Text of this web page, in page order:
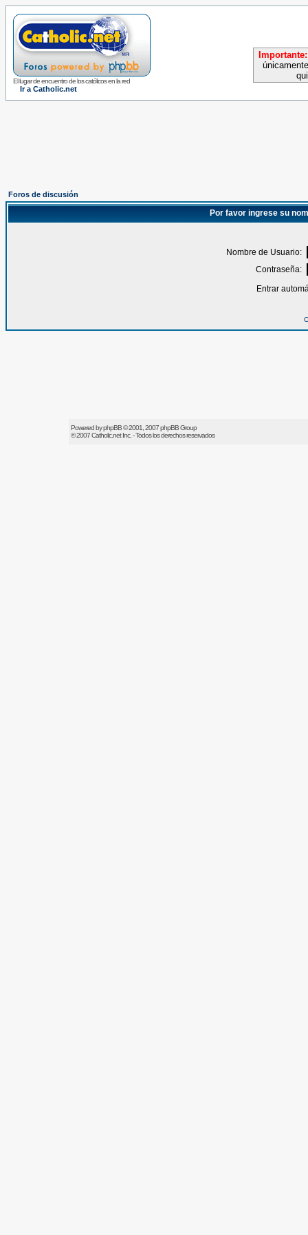
El lugar de encuentro de los católicos en la red
Ir a Catholic.net
Importante:
Foros de discusión
Por favor ingrese su
Nombre de Usuario:
Contraseña:
Entrar
Powered byphpBB© 2001, 2007 phpBB Group
© 2007Catholic.netInc. - Todos los derechos reservados